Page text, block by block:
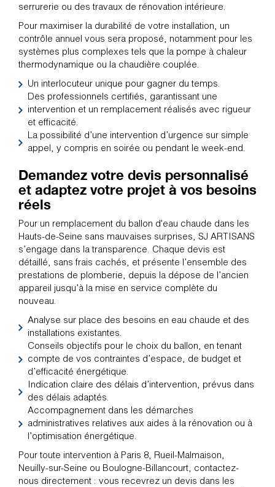
serrurerie ou des travaux de rénovation intérieure.
Pour maximiser la durabilité de votre installation, un
contrôle annuel vous sera proposé, notamment pour les
systèmes plus complexes tels que la pompe à chaleur
thermodynamique ou la chaudière couplée.
Un interlocuteur unique pour gagner du temps.
Des professionnels certifiés, garantissant une
intervention et un remplacement réalisés avec rigueur
et efficacité.
La possibilité d’une intervention d’urgence sur simple
appel, y compris en soirée ou pendant le week-end.
Demandez votre devis personnalisé
et adaptez votre projet à vos besoins
réels
Pour un remplacement du ballon d'eau chaude dans les
Hauts-de-Seine sans mauvaises surprises, SJ ARTISANS
s’engage dans la transparence. Chaque devis est
détaillé, sans frais cachés, et présente l’ensemble des
prestations de plomberie, depuis la dépose de l’ancien
appareil jusqu’à la mise en service complète du
nouveau.
Analyse sur place des besoins en eau chaude et des
installations existantes.
Conseils objectifs pour le choix du ballon, en tenant
compte de vos contraintes d’espace, de budget et
d’efficacité énergétique.
Indication claire des délais d’intervention, prévus dans
des délais adaptés.
Accompagnement dans les démarches
administratives relatives aux aides à la rénovation ou à
l’optimisation énergétique.
Pour toute intervention à Paris 8, Rueil-Malmaison,
Neuilly-sur-Seine ou Boulogne-Billancourt, contactez-
nous directement : vous recevrez un devis dans les